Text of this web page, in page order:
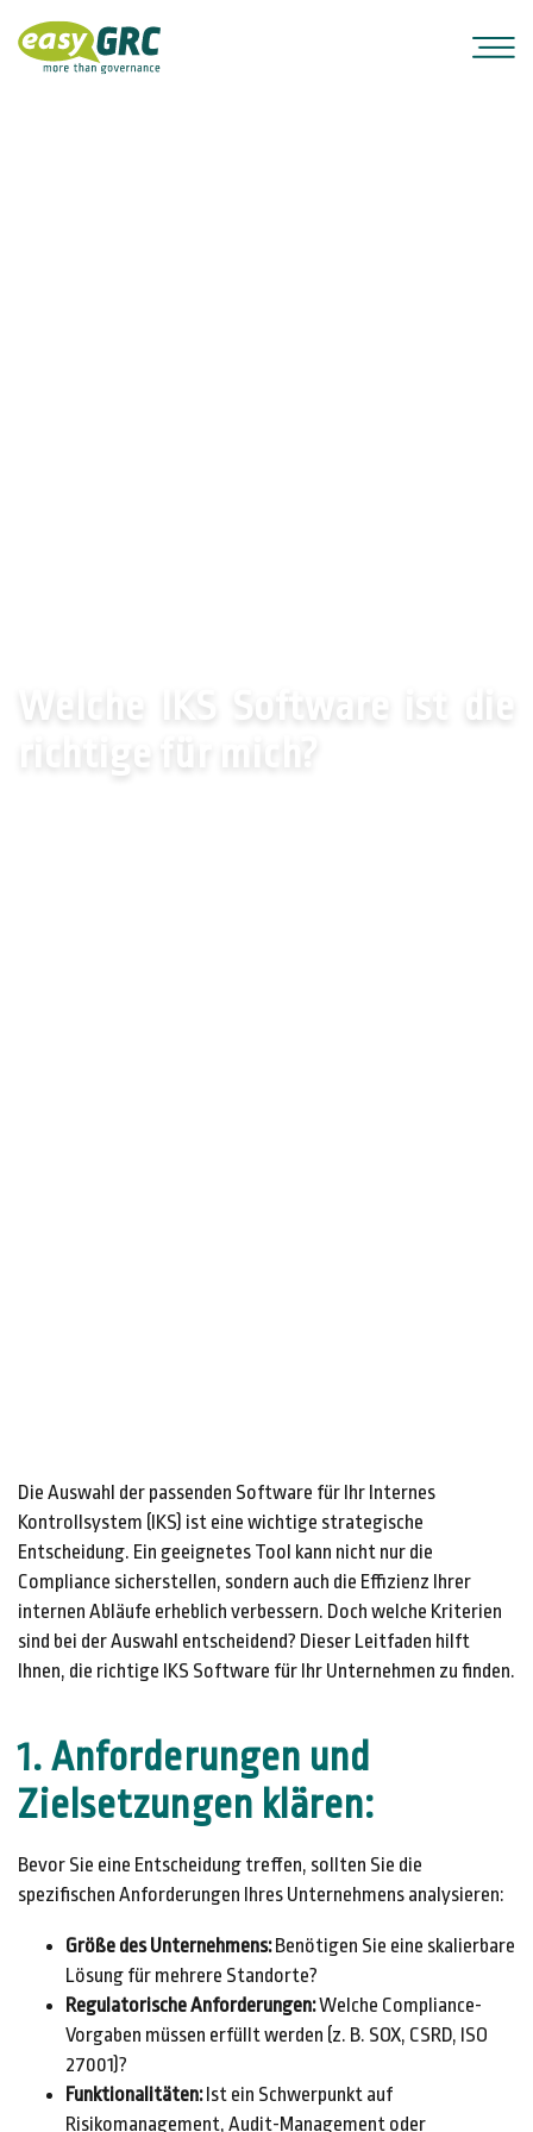
Welche IKS Software ist die
richtige für mich?
Die Auswahl der passenden Software für Ihr Internes
Kontrollsystem (IKS) ist eine wichtige strategische
Entscheidung. Ein geeignetes Tool kann nicht nur die
Compliance sicherstellen, sondern auch die Effizienz Ihrer
internen Abläufe erheblich verbessern. Doch welche Kriterien
sind bei der Auswahl entscheidend? Dieser Leitfaden hilft
Ihnen, die richtige IKS Software für Ihr Unternehmen zu finden.
1. Anforderungen und
Zielsetzungen klären:
Bevor Sie eine Entscheidung treffen, sollten Sie die
spezifischen Anforderungen Ihres Unternehmens analysieren:
Größe des Unternehmens:Benötigen Sie eine skalierbare
Lösung für mehrere Standorte?
Regulatorische Anforderungen:Welche Compliance-
Vorgaben müssen erfüllt werden (z. B. SOX, CSRD, ISO
27001)?
Funktionalitäten:Ist ein Schwerpunkt auf
Risikomanagement, Audit-Management oder